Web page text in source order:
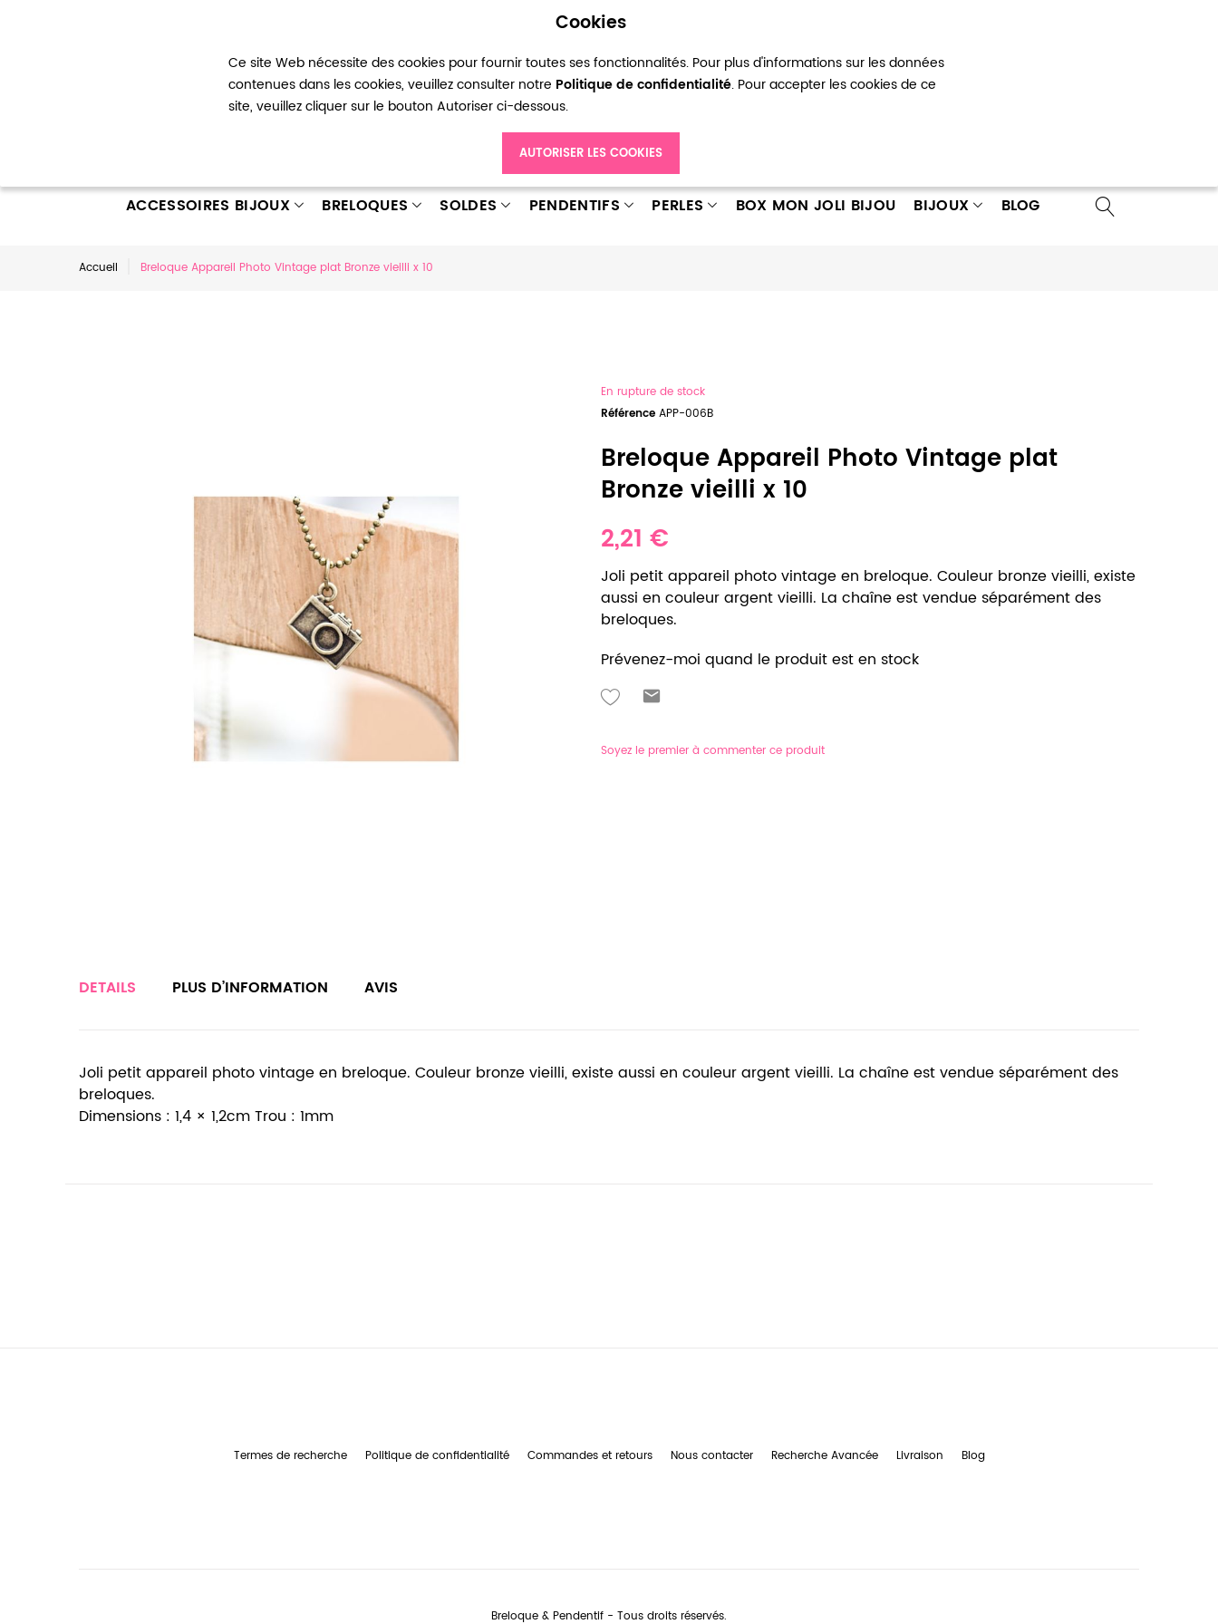
Cookies
Ce site Web nécessite des cookies pour fournir toutes ses fonctionnalités. Pour plus d'informations sur les données
contenues dans les cookies, veuillez consulter notre Politique de confidentialité. Pour accepter les cookies de ce
site, veuillez cliquer sur le bouton Autoriser ci-dessous.
AUTORISER LES COOKIES
Mon compte Ma liste d’envies Connexion Créer un compte
ACCESSOIRES BIJOUX BRELOQUES SOLDES PENDENTIFS PERLES BOX MON JOLI BIJOU BIJOUX BLOG
Accueil Breloque Appareil Photo Vintage plat Bronze vieilli x 10
En rupture de stock
Référence APP-006B
Breloque Appareil Photo Vintage plat
Bronze vieilli x 10
2,21 €
Joli petit appareil photo vintage en breloque. Couleur bronze vieilli, existe
aussi en couleur argent vieilli. La chaîne est vendue séparément des
breloques.
Prévenez-moi quand le produit est en stock
Soyez le premier à commenter ce produit
DETAILS
Joli petit appareil photo vintage en breloque. Couleur bronze vieilli, existe aussi en couleur argent vieilli. La chaîne est vendue séparément des
breloques.
Dimensions : 1,4 × 1,2cm Trou : 1mm
PLUS D’INFORMATION AVIS
Termes de recherche Politique de confidentialité Commandes et retours Nous contacter Recherche Avancée Livraison Blog
Breloque & Pendentif - Tous droits réservés.